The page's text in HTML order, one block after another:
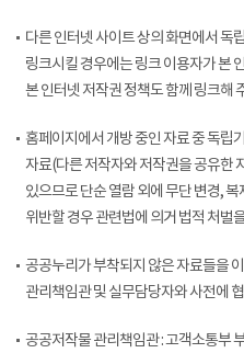
다른 인터넷 사이트 상의 화면에서 독
링크시킬 경우에는 링크 이용자가 본
본 인터넷 저작권 정책도 함께 링크해
홈페이지에서 개방 중인 자료 중 독립
자료(다른 저작자와 저작권을 공유한
있으므로 단순 열람 외에 무단 변경,
위반할 경우 관련법에 의거 법적 처벌
공공누리가 부착되지 않은 자료들을
관리책임관 및 실무담당자와 사전에
공공저작물 관리책임관 : 고객소통부